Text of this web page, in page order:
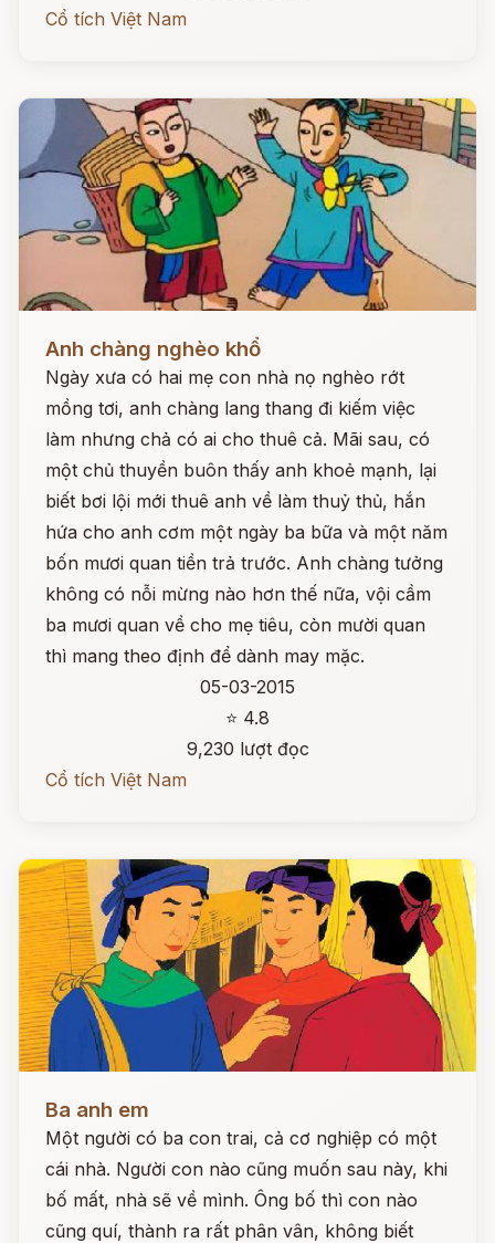
Cổ tích Việt Nam
Anh chàng nghèo khổ
Ngày xưa có hai mẹ con nhà nọ nghèo rớt
mồng tơi, anh chàng lang thang đi kiếm việc
làm nhưng chả có ai cho thuê cả. Mãi sau, có
một chủ thuyền buôn thấy anh khoẻ mạnh, lại
biết bơi lội mới thuê anh về làm thuỷ thủ, hắn
hứa cho anh cơm một ngày ba bữa và một năm
bốn mươi quan tiền trả trước. Anh chàng tưởng
không có nỗi mừng nào hơn thế nữa, vội cầm
ba mươi quan về cho mẹ tiêu, còn mười quan
thì mang theo định để dành may mặc.
05-03-2015
⭐ 4.8
9,230 lượt đọc
Cổ tích Việt Nam
Ba anh em
Một người có ba con trai, cả cơ nghiệp có một
cái nhà. Người con nào cũng muốn sau này, khi
bố mất, nhà sẽ về mình. Ông bố thì con nào
cũng quí, thành ra rất phân vân, không biết